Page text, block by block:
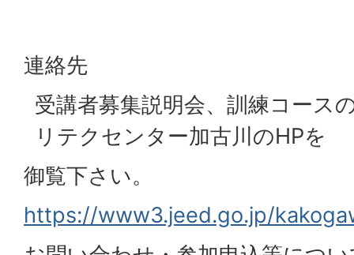
連絡先
受講者募集説明会、訓練コース
リテクセンター加古川のHPを
御覧下さい。
https://www3.jeed.go.jp/